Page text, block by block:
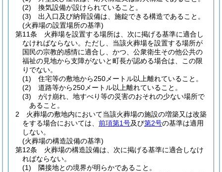
(2)
換気設備が設けられていること。
(3)
出入口及び納骨設備は、施錠できる構造であること。
(火葬場の設置場所の基準)
第11条
火葬場を設置する場所は、次に掲げる基準に適合し
なければならない。 ただし、当該火葬場を設置する場所が
国民の宗教的感情に適合し、かつ、公衆衛生その他公共の
福祉の見地から支障がないと町長が認める場合は、この限
りでない。
(1)
住宅等の敷地から250メートル以上離れていること。
(2)
道路等から250メートル以上離れていること。
(3)
がけ崩れ、地すべり等の災害のおそれの少ない場所で
あること。
2
火葬場の敷地内において当該火葬場の施設の増築又は改築
をする場合においては、 前項第1号及び第2号の基準は適用
しない。
(火葬場の構造設備の基準)
第12条
火葬場の構造設備は、次に掲げる基準に適合しなけ
ればならない。
(1)
隣接地との境界が明らかであること。